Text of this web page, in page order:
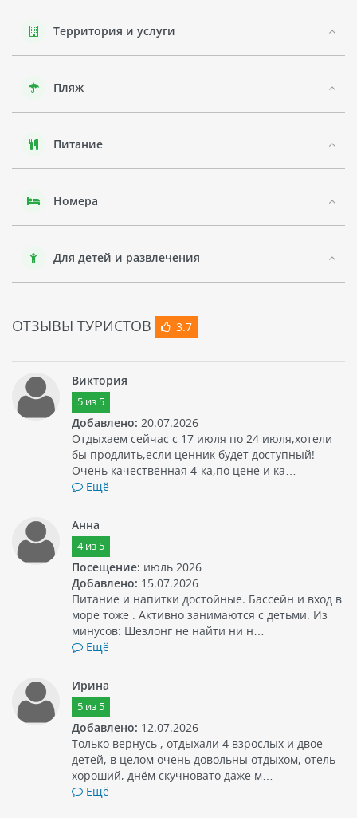
Средиземного моря.
В номерах LARISSA SULTANS BEACH HOTEL гостей ждут все
плоским экраном, мини-бары и бесплатный Wi-Fi. Все
Если вы хотите провести свой отпуск в Турции, то LARISSA
пляже или заняться спортом.
Территория и услуги
Пляж
Питание
Номера
Для детей и развлечения
ОТЗЫВЫ ТУРИСТОВ 3.7
Виктория
5из 5
Добавлено: 20.07.2026
Отдыхаем сейчас с 17 июля по 24 июля,хотели
бы продлить,если ценник будет доступный!
Очень качественная 4-ка,по цене и ка…
Ещё
Анна
4из 5
Посещение: июль 2026
Добавлено: 15.07.2026
Питание и напитки достойные. Бассейн и вход в
море тоже . Активно занимаются с детьми. Из
минусов: Шезлонг не найти ни н…
Ещё
Ирина
5из 5
Добавлено: 12.07.2026
Только вернусь , отдыхали 4 взрослых и двое
детей, в целом очень довольны отдыхом, отель
хороший, днём скучновато даже м…
Ещё